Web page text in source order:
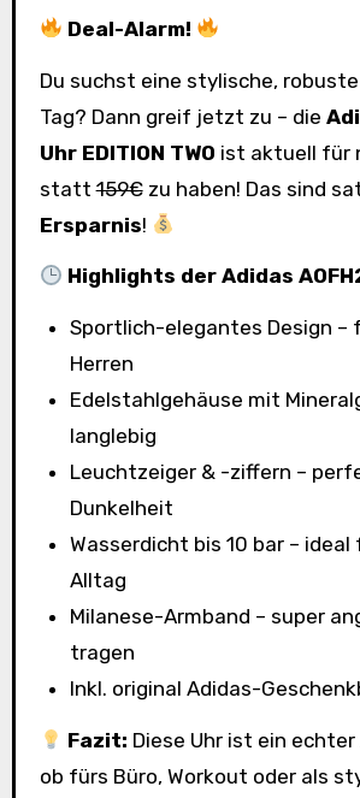
Deal-Alarm!
Du suchst eine stylische,
Tag? Dann greif jetzt zu – die
Uhr EDITION TWO ist aktuell für
statt159€zu haben! Das sind
Ersparnis!
Highlights der Adidas
Sportlich-elegantes Design –
Herren
Edelstahlgehäuse mit
langlebig
Leuchtzeiger & -ziffern –
Dunkelheit
Wasserdicht bis 10 bar –
Alltag
Milanese-Armband – super
tragen
Inkl. original Adidas-
Fazit: Diese Uhr ist ein echter
ob fürs Büro, Workout oder als